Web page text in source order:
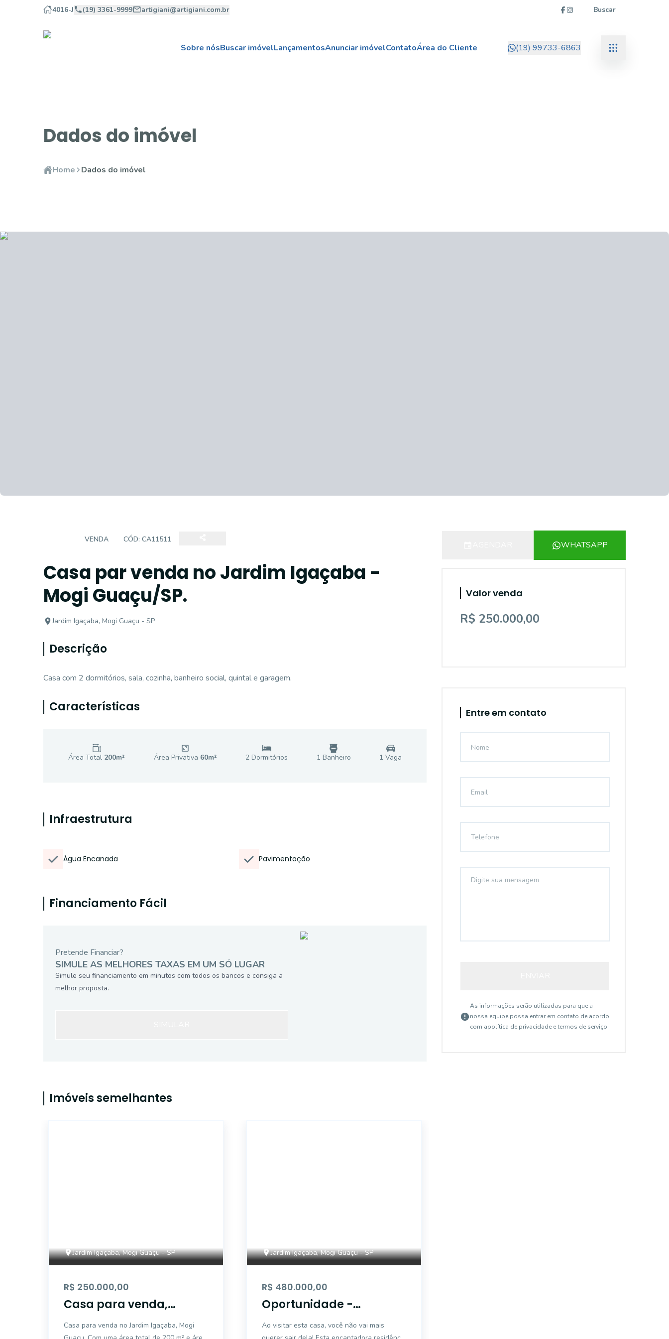
4016-J (19) 3361-9999 artigiani@artigiani.com.br Buscar
Sobre nósBuscar imóvelLançamentosAnunciar imóvelContatoÁrea do Cliente (19) 99733-6863
Dados do imóvel
Home Dados do imóvel
VENDA CÓD: CA11511
Casa par venda no Jardim Igaçaba -
Mogi Guaçu/SP.
Jardim Igaçaba, Mogi Guaçu - SP
Descrição
Casa com 2 dormitórios, sala, cozinha, banheiro social, quintal e garagem.
Características
Área Total 200m² Área Privativa 60m² 2 Dormitórios 1 Banheiro 1 Vaga
Infraestrutura
Água Encanada Pavimentação
Financiamento Fácil
Pretende Financiar?
SIMULE AS MELHORES TAXAS EM UM SÓ LUGAR
Simule seu financiamento em minutos com todos os bancos e consiga a
melhor proposta.
Imóveis semelhantes
Jardim Igaçaba, Mogi Guaçu - SP
R$ 250.000,00
Casa para venda,
Jardim Igaçaba, Mogi
Guaçu - CA6190.
Casa para venda no Jardim Igaçaba, Mogi
Jardim Igaçaba, Mogi Guaçu - SP
R$ 480.000,00
Oportunidade -
Excelente casa à venda
Jd. Igaçaba - Mogi
Ao visitar esta casa, você não vai mais
WHATSAPP
Valor venda
R$ 250.000,00
Entre em contato
As informações serão utilizadas para que a
nossa equipe possa entrar em contato de acordo
com apolítica de privacidade e termos de serviço